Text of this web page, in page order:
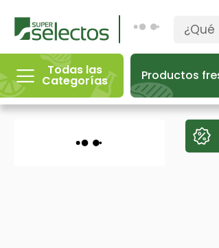
Todas las
Categorías Productos